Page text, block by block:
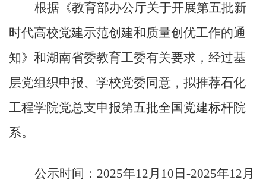
根据《教育部办公厅关于开展第五批新
时代高校党建示范创建和质量创优工作的通
知》 和湖南省委教育工委有关要求 ，经过基
层党组织申报、 学校党委同意 ，拟推荐石化
工程学院党总支申报第五批全国党建标杆院
系。
公示时间： 2025年12月 10 日 -2025年12月